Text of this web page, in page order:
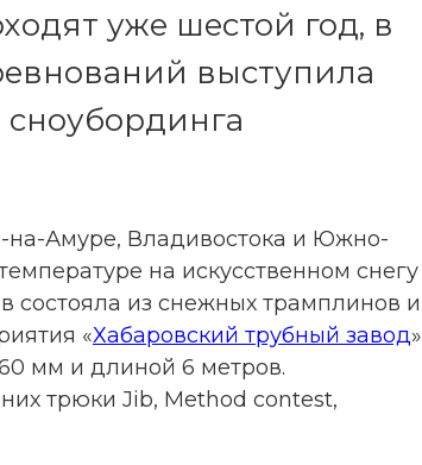
уже шестой год, в
выступила
на-Амуре, Владивостока и Южно-
на искусственном снегу
состояла из снежных трамплинов и
«Хабаровский трубный завод»
мм и длиной 6 метров.
трюки Jib, Method contest,